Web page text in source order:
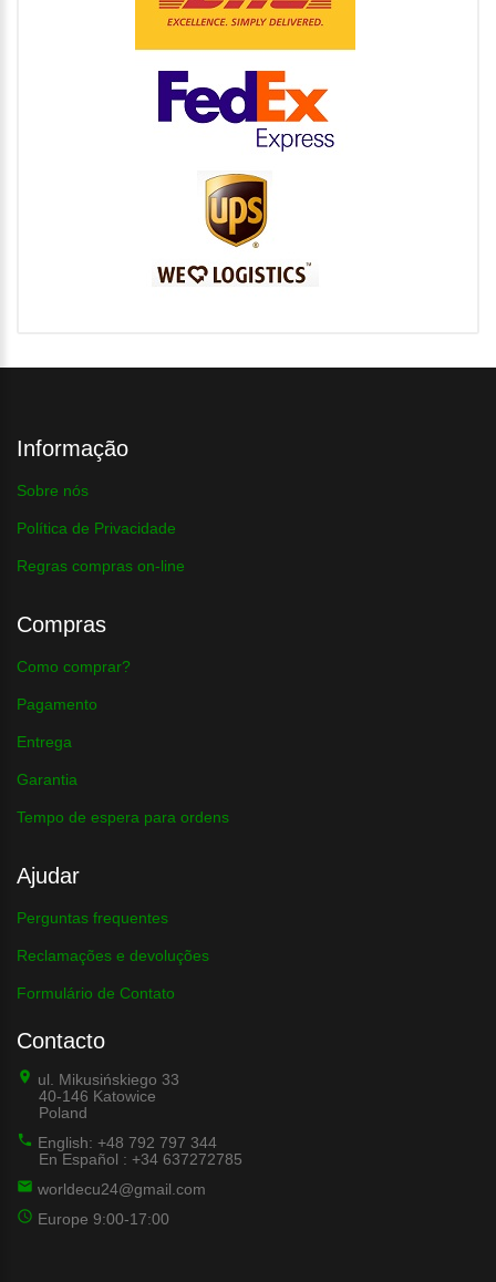
Informação
Sobre nós
Política de Privacidade
Regras compras on-line
Compras
Como comprar?
Pagamento
Entrega
Garantia
Tempo de espera para ordens
Ajudar
Perguntas frequentes
Reclamações e devoluções
Formulário de Contato
Contacto
ul. Mikusińskiego 33
40-146 Katowice
Poland
English: +48 792 797 344
En Español : +34 637272785
worldecu24@gmail.com
Europe 9:00-17:00